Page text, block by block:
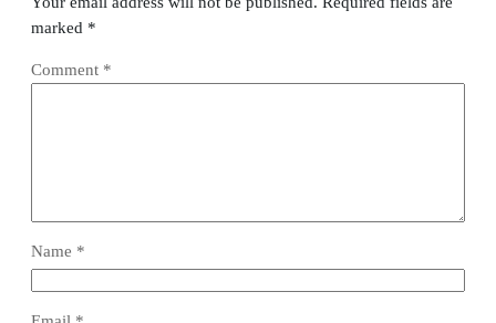
marked *
Comment *
Name *